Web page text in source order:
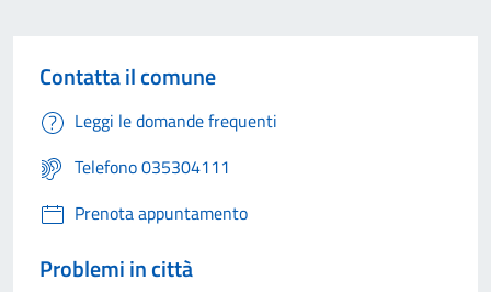
Contatta il comune
Leggi le domande frequenti
Telefono 035304111
Prenota appuntamento
Problemi in città